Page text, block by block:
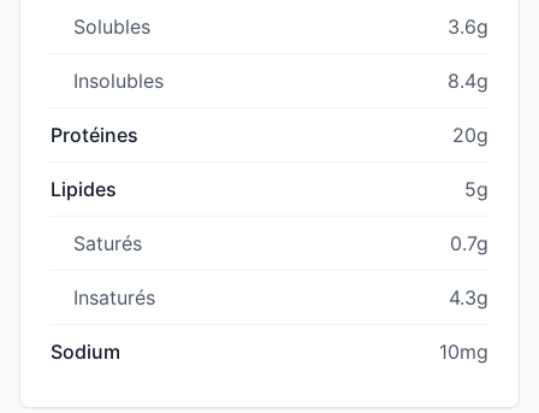
Solubles 3.6g
Insolubles 8.4g
Protéines 20g
Lipides 5g
Saturés 0.7g
Insaturés 4.3g
Sodium 10mg